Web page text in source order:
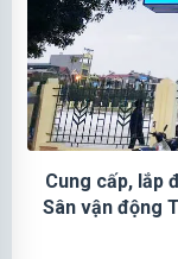
Cung cấp, lắp
Sân vận động